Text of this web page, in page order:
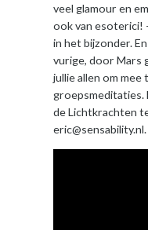
veel glamour en
ook van esoterici!
in het bijzonder.
vurige, door Mars
jullie allen om mee
groepsmeditaties.
de Lichtkrachten
eric@sensability.nl.